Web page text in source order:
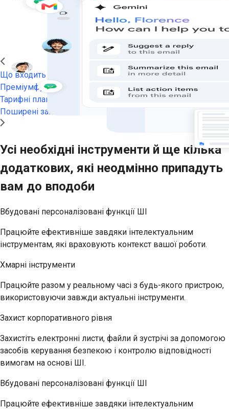
Безкоштовна пробна версія
Що входить у пакет
Преміумфункції
Тарифні плани й ціни
Поширені запитання
Усі необхідні інструменти й ще кілька
додаткових, які неодмінно припадуть
вам до вподоби
Вбудовані персоналізовані функції ШІ
Працюйте ефективніше завдяки інтелектуальним
інструментам, які враховують контекст вашої роботи.
Хмарні інструменти
Працюйте разом у реальному часі з будь-якого пристрою,
використовуючи завжди актуальні інструменти.
Захист корпоративного рівня
Захистіть електронні листи, файли й зустрічі за допомогою
засобів керування безпекою і контролю відповідності
вимогам на основі ШІ.
Вбудовані персоналізовані функції ШІ
Працюйте ефективніше завдяки інтелектуальним